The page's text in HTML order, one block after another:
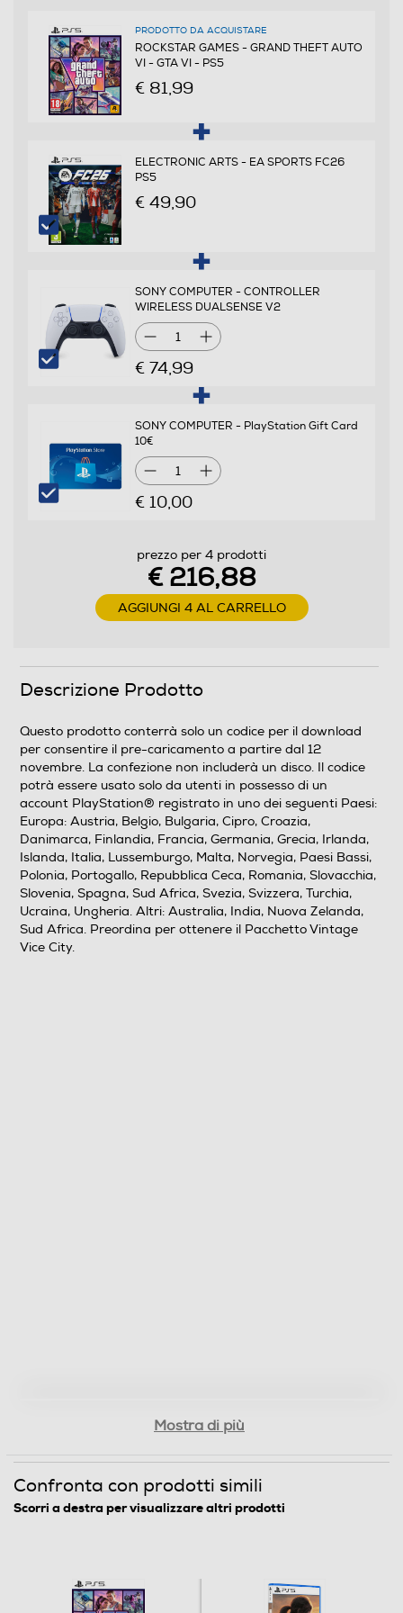
Inglese
Sottotitoli dell'articolo
Italiano
da 18 anni in su
Online
Trama
Jason e Lucia sanno da sempre che la vita non ha dato
loro le carte migliori. Quando, però, un lavoro semplice
va per il verso sbagliato, si ritrovano nella parte più
oscura del luogo più soleggiato d'America, invischiati in
una cospirazione criminale che si estende in tutto lo
Stato della Leonida. Se vogliono sopravvivere saranno
Supporto gioco fisico incluso
PRODOTTO DA ACQUISTARE
ROCKSTAR GAMES - GRAND THEFT AUTO
VI - GTA VI - PS5
€ 81,99
ELECTRONIC ARTS - EA SPORTS FC26
PS5
€ 49,90
SONY COMPUTER - CONTROLLER
WIRELESS DUALSENSE V2
1
€ 74,99
SONY COMPUTER - PlayStation Gift Card
10€
1
€ 10,00
prezzo per 4 prodotti
€ 216,88
AGGIUNGI 4 AL CARRELLO
Descrizione Prodotto
Questo prodotto conterrà solo un codice per il download
per consentire il pre-caricamento a partire dal 12
novembre. La confezione non includerà un disco. Il codice
potrà essere usato solo da utenti in possesso di un
account PlayStation® registrato in uno dei seguenti Paesi:
Europa: Austria, Belgio, Bulgaria, Cipro, Croazia,
Danimarca, Finlandia, Francia, Germania, Grecia, Irlanda,
Islanda, Italia, Lussemburgo, Malta, Norvegia, Paesi Bassi,
Polonia, Portogallo, Repubblica Ceca, Romania, Slovacchia,
Slovenia, Spagna, Sud Africa, Svezia, Svizzera, Turchia,
Ucraina, Ungheria. Altri: Australia, India, Nuova Zelanda,
Sud Africa. Preordina per ottenere il Pacchetto Vintage
Vice City.
Mostra di più
Confronta con prodotti simili
Scorri a destra per visualizzare altri prodotti